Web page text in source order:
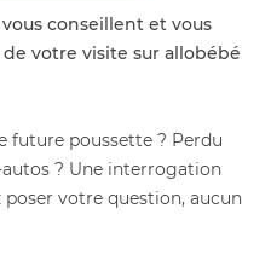
conseillent et vous
votre visite sur allobébé
future poussette ? Perdu
? Une interrogation
votre question, aucun